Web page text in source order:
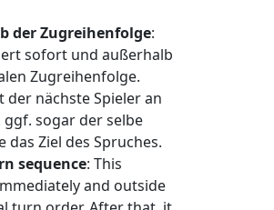
der Zugreihenfolge:
sofort und außerhalb
Zugreihenfolge.
der nächste Spieler an
ggf. sogar der selbe
das Ziel des Spruches.
sequence: This
and outside